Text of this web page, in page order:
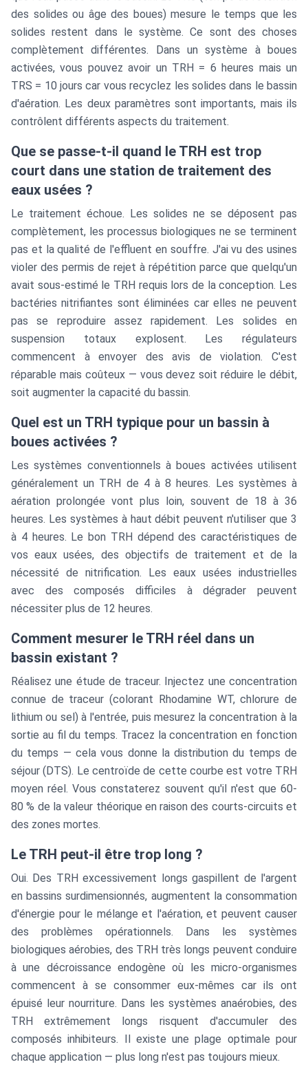
des solides ou âge des boues) mesure le temps que les
solides restent dans le système. Ce sont des choses
complètement différentes. Dans un système à boues
activées, vous pouvez avoir un TRH = 6 heures mais un
TRS = 10 jours car vous recyclez les solides dans le bassin
d'aération. Les deux paramètres sont importants, mais ils
contrôlent différents aspects du traitement.
Que se passe-t-il quand le TRH est trop
court dans une station de traitement des
eaux usées ?
Le traitement échoue. Les solides ne se déposent pas
complètement, les processus biologiques ne se terminent
pas et la qualité de l'effluent en souffre. J'ai vu des usines
violer des permis de rejet à répétition parce que quelqu'un
avait sous-estimé le TRH requis lors de la conception. Les
bactéries nitrifiantes sont éliminées car elles ne peuvent
pas se reproduire assez rapidement. Les solides en
suspension totaux explosent. Les régulateurs
commencent à envoyer des avis de violation. C'est
réparable mais coûteux — vous devez soit réduire le débit,
soit augmenter la capacité du bassin.
Quel est un TRH typique pour un bassin à
boues activées ?
Les systèmes conventionnels à boues activées utilisent
généralement un TRH de 4 à 8 heures. Les systèmes à
aération prolongée vont plus loin, souvent de 18 à 36
heures. Les systèmes à haut débit peuvent n'utiliser que 3
à 4 heures. Le bon TRH dépend des caractéristiques de
vos eaux usées, des objectifs de traitement et de la
nécessité de nitrification. Les eaux usées industrielles
avec des composés difficiles à dégrader peuvent
nécessiter plus de 12 heures.
Comment mesurer le TRH réel dans un
bassin existant ?
Réalisez une étude de traceur. Injectez une concentration
connue de traceur (colorant Rhodamine WT, chlorure de
lithium ou sel) à l'entrée, puis mesurez la concentration à la
sortie au fil du temps. Tracez la concentration en fonction
du temps — cela vous donne la distribution du temps de
séjour (DTS). Le centroïde de cette courbe est votre TRH
moyen réel. Vous constaterez souvent qu'il n'est que 60-
80 % de la valeur théorique en raison des courts-circuits et
des zones mortes.
Le TRH peut-il être trop long ?
Oui. Des TRH excessivement longs gaspillent de l'argent
en bassins surdimensionnés, augmentent la consommation
d'énergie pour le mélange et l'aération, et peuvent causer
des problèmes opérationnels. Dans les systèmes
biologiques aérobies, des TRH très longs peuvent conduire
à une décroissance endogène où les micro-organismes
commencent à se consommer eux-mêmes car ils ont
épuisé leur nourriture. Dans les systèmes anaérobies, des
TRH extrêmement longs risquent d'accumuler des
composés inhibiteurs. Il existe une plage optimale pour
chaque application — plus long n'est pas toujours mieux.